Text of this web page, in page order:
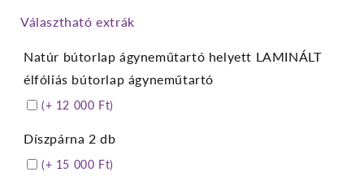
franciaágy
vízlepergetős
bútorszövetből
csökkentése
franciaágy
vízlepergetős
bútorszövetből
növelése
Választható extrák
Natúr bútorlap ágyneműtartó helyett LAMINÁLT
élfóliás bútorlap ágyneműtartó
(+ 12 000 Ft)
Díszpárna 2 db
(+ 15 000 Ft)